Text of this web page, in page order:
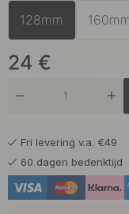
Roestvrije
128mm 160mm
24 €
Fri levering v.a. €49
60 dagen bedenktijd